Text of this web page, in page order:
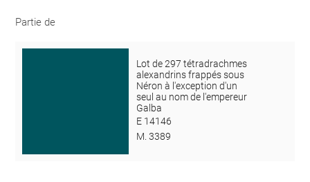
Partie de
Lot de 297 tétradrachmes
alexandrins frappés sous
Néron à l'exception d'un
seul au nom de l'empereur
Galba
E 14146
M. 3389